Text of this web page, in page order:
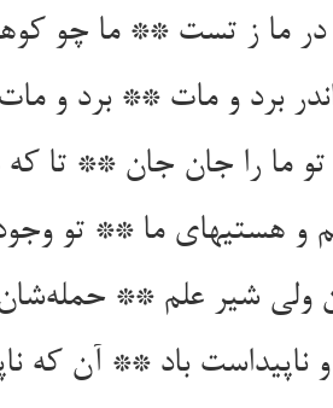
و هستیهای ما ** تو
ناپیداست باد ** آن که